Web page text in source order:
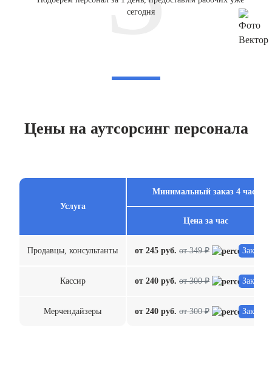
сегодня
Цены на аутсорсинг персонала
Услуга
Минимальный заказ 4 часа
Цена за час
Продавцы, консультанты от 245 руб. от 349 ₽ Заказать
Кассир от 240 руб. от 300 ₽ Заказать
Мерчендайзеры от 240 руб. от 300 ₽ Заказать